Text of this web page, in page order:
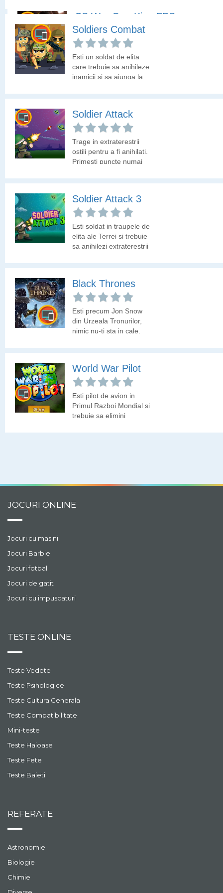
CS War Gun King FPS
Joaca acest joc cu
impuscaturi 3D si elimina
inamicii care te ataca.
Soldiers Combat
Esti un soldat de elita
care trebuie sa anihileze
inamicii si sa ajunga la
munitie.
Soldier Attack
Trage in extraterestrii
ostili pentru a fi anihilati.
Primesti puncte numai
Soldier Attack 3
Esti soldat in traupele de
elita ale Terrei si trebuie
sa anihilezi extraterestrii
Black Thrones
Esti precum Jon Snow
din Urzeala Tronurilor,
nimic nu-ti sta in cale.
din traseu!
World War Pilot
Esti pilot de avion in
Primul Razboi Mondial si
trebuie sa elimini
JOCURI ONLINE
Jocuri cu masini
Jocuri Barbie
Jocuri fotbal
Jocuri de gatit
Jocuri cu impuscaturi
TESTE ONLINE
Teste Vedete
Teste Psihologice
Teste Cultura Generala
Teste Compatibilitate
Mini-teste
Teste Haioase
Teste Fete
Teste Baieti
REFERATE
Astronomie
Biologie
Chimie